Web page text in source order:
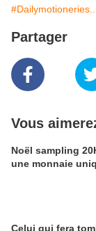
#Dailymotioneries...
Partager
Vous
Noël sampling
une monnaie
Celui qui fera